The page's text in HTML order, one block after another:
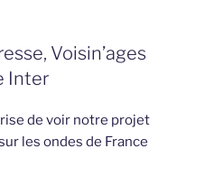
Voisin’ages
Inter
de voir notre projet
les ondes de France